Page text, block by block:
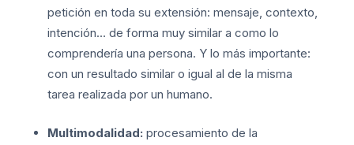
petición en toda su extensión: mensaje, contexto,
intención… de forma muy similar a como lo
comprendería una persona. Y lo más importante:
con un resultado similar o igual al de la misma
tarea realizada por un humano.
Multimodalidad: procesamiento de la